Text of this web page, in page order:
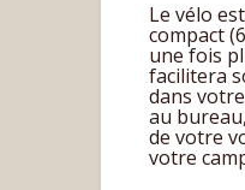
Le vélo
compact
une fois
facilitera
dans
au
de votre
votre